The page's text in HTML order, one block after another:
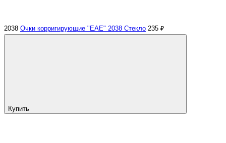
2038 Очки корригирующие "EAE" 2038 Стекло 235 ₽
Купить